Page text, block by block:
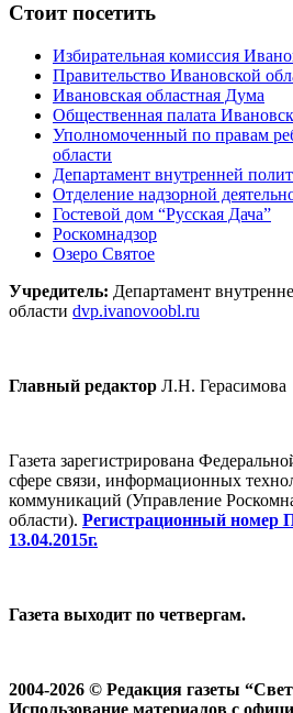
Стоит посетить
Избирательная комиссия
Правительство Ивановской
Ивановская областная Дума
Общественная палата
Уполномоченный по правам
области
Департамент внутренней
Отделение надзорной
Гостевой дом “Русская Дача”
Роскомнадзор
Озеро Святое
Учредитель: Департамент
области dvp.ivanovoobl.ru
Главный редактор Л.Н. Герасимова
Газета зарегистрирована
сфере связи, информационных
коммуникаций (Управление
области). Регистрационный номер
13.04.2015г.
Газета выходит по четвергам.
2004-2026 © Редакция газеты